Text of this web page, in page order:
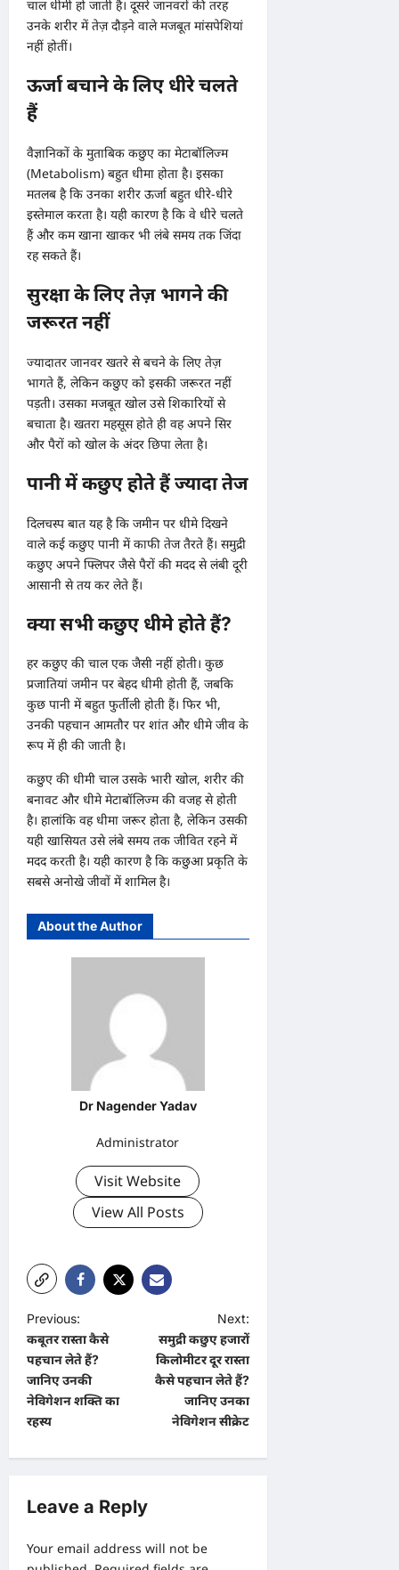
चाल धीमी हो जाती है। दूसरे जानवरों की तरह
उनके शरीर में तेज़ दौड़ने वाले मजबूत मांसपेशियां
नहीं होतीं।
ऊर्जा बचाने के लिए धीरे चलते
हैं
वैज्ञानिकों के मुताबिक कछुए का मेटाबॉलिज्म
(Metabolism) बहुत धीमा होता है। इसका
मतलब है कि उनका शरीर ऊर्जा बहुत धीरे-धीरे
इस्तेमाल करता है। यही कारण है कि वे धीरे चलते
हैं और कम खाना खाकर भी लंबे समय तक जिंदा
रह सकते हैं।
सुरक्षा के लिए तेज़ भागने की
जरूरत नहीं
ज्यादातर जानवर खतरे से बचने के लिए तेज़
भागते हैं, लेकिन कछुए को इसकी जरूरत नहीं
पड़ती। उसका मजबूत खोल उसे शिकारियों से
बचाता है। खतरा महसूस होते ही वह अपने सिर
और पैरों को खोल के अंदर छिपा लेता है।
पानी में कछुए होते हैं ज्यादा तेज
दिलचस्प बात यह है कि जमीन पर धीमे दिखने
वाले कई कछुए पानी में काफी तेज तैरते हैं। समुद्री
कछुए अपने फ्लिपर जैसे पैरों की मदद से लंबी दूरी
आसानी से तय कर लेते हैं।
क्या सभी कछुए धीमे होते हैं?
हर कछुए की चाल एक जैसी नहीं होती। कुछ
प्रजातियां जमीन पर बेहद धीमी होती हैं, जबकि
कुछ पानी में बहुत फुर्तीली होती हैं। फिर भी,
उनकी पहचान आमतौर पर शांत और धीमे जीव के
रूप में ही की जाती है।
कछुए की धीमी चाल उसके भारी खोल, शरीर की
बनावट और धीमे मेटाबॉलिज्म की वजह से होती
है। हालांकि वह धीमा जरूर होता है, लेकिन उसकी
यही खासियत उसे लंबे समय तक जीवित रहने में
मदद करती है। यही कारण है कि कछुआ प्रकृति के
सबसे अनोखे जीवों में शामिल है।
About the Author
Dr Nagender Yadav
Administrator
Visit Website
View All Posts
P
o
s
t
n
a
i
g
Previous:
कबूतर रास्ता कैसे
पहचान लेते हैं?
जानिए उनकी
नेविगेशन शक्ति का
रहस्य
Next:
समुद्री कछुए हजारों
किलोमीटर दूर रास्ता
कैसे पहचान लेते हैं?
जानिए उनका
नेविगेशन सीक्रेट
Leave a Reply
Your email address will not be